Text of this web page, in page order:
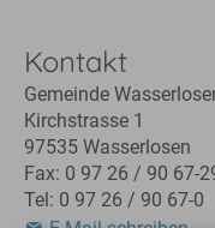
Kontakt
Gemeinde
Kirchstrasse 1
97535 Wasserlosen
Fax: 0 97 26 / 90 67-
Tel: 0 97 26 / 90 67-0